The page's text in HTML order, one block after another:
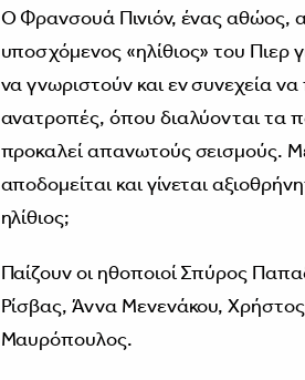
Ο Φρανσουά Πινιόν, ένας αθώος,
υποσχόμενος «ηλίθιος» του Πιερ
να γνωριστούν και εν συνεχεία
ανατροπές, όπου διαλύονται τα
προκαλεί απανωτούς σεισμούς.
αποδομείται και γίνεται
ηλίθιος;
Παίζουν οι ηθοποιοί Σπύρος
Ρίσβας, Άννα Μενενάκου,
Μαυρόπουλος.